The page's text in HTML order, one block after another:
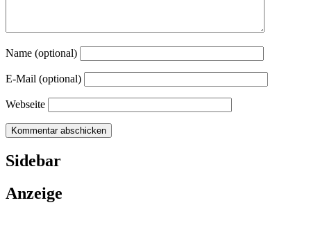
Name (optional)
E-Mail (optional)
Webseite
Sidebar
Anzeige